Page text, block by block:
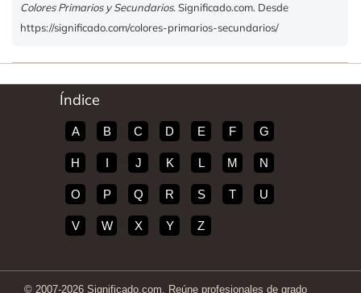
Colores Primarios y Secundarios. Significado.com. Desde
https://significado.com/colores-primarios-secundarios/
Índice
A B C D E F G
H I J K L M N
O P Q R S T U
V W X Y Z
© 2007-2026 Significado.com. Reúne profesionales de grado